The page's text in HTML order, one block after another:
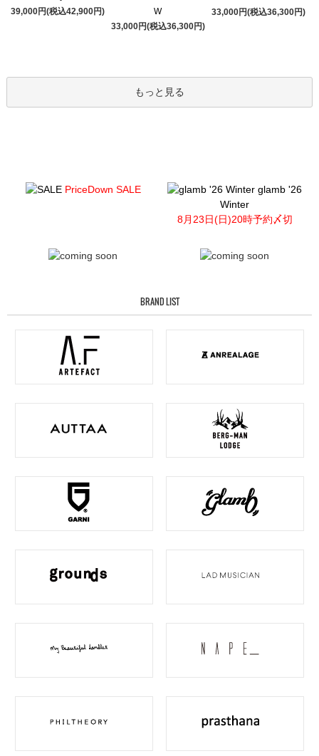
39,000円(税込42,900円)
W
33,000円(税込36,300円)
33,000円(税込36,300円)
もっと見る
PriceDown SALE
glamb '26
Winter
8月23日(日)20時予約〆切
BRAND LIST